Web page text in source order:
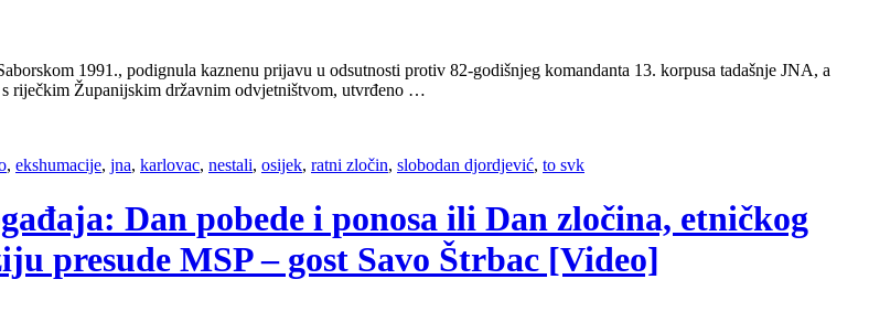
1991., podignula kaznenu prijavu u odsutnosti protiv 82-godišnjeg komandanta 13. korpusa tadašnje JNA, a
riječkim Županijskim državnim odvjetništvom, utvrđeno …
, ekshumacije, jna, karlovac, nestali, osijek, ratni zločin, slobodan djordjević, to svk
Dan pobede i ponosa ili Dan zločina, etničkog
presude MSP – gost Savo Štrbac [Video]